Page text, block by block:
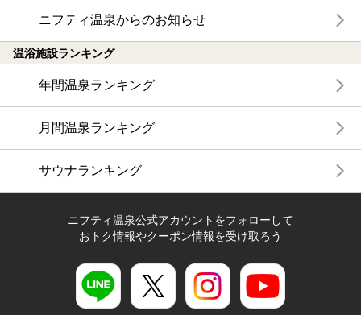
ニフティ温泉からのお知らせ
温浴施設ランキング
年間温泉ランキング
月間温泉ランキング
サウナランキング
ニフティ温泉公式アカウントをフォローして
おトク情報やクーポン情報を受け取ろう